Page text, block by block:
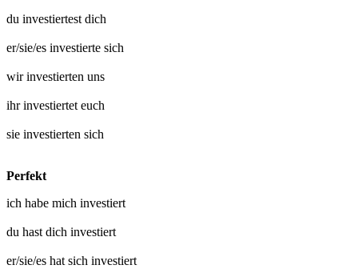
du investiertest dich
er/sie/es investierte sich
wirinvestierten uns
ihrinvestiertet euch
sie investierten sich
Perfekt
ich habe mich investiert
du hast dich investiert
er/sie/es hat sich investiert